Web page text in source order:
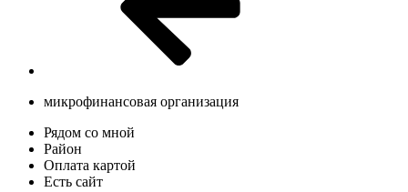
микрофинансовая организация
Рядом со мной
Район
Оплата картой
Есть сайт